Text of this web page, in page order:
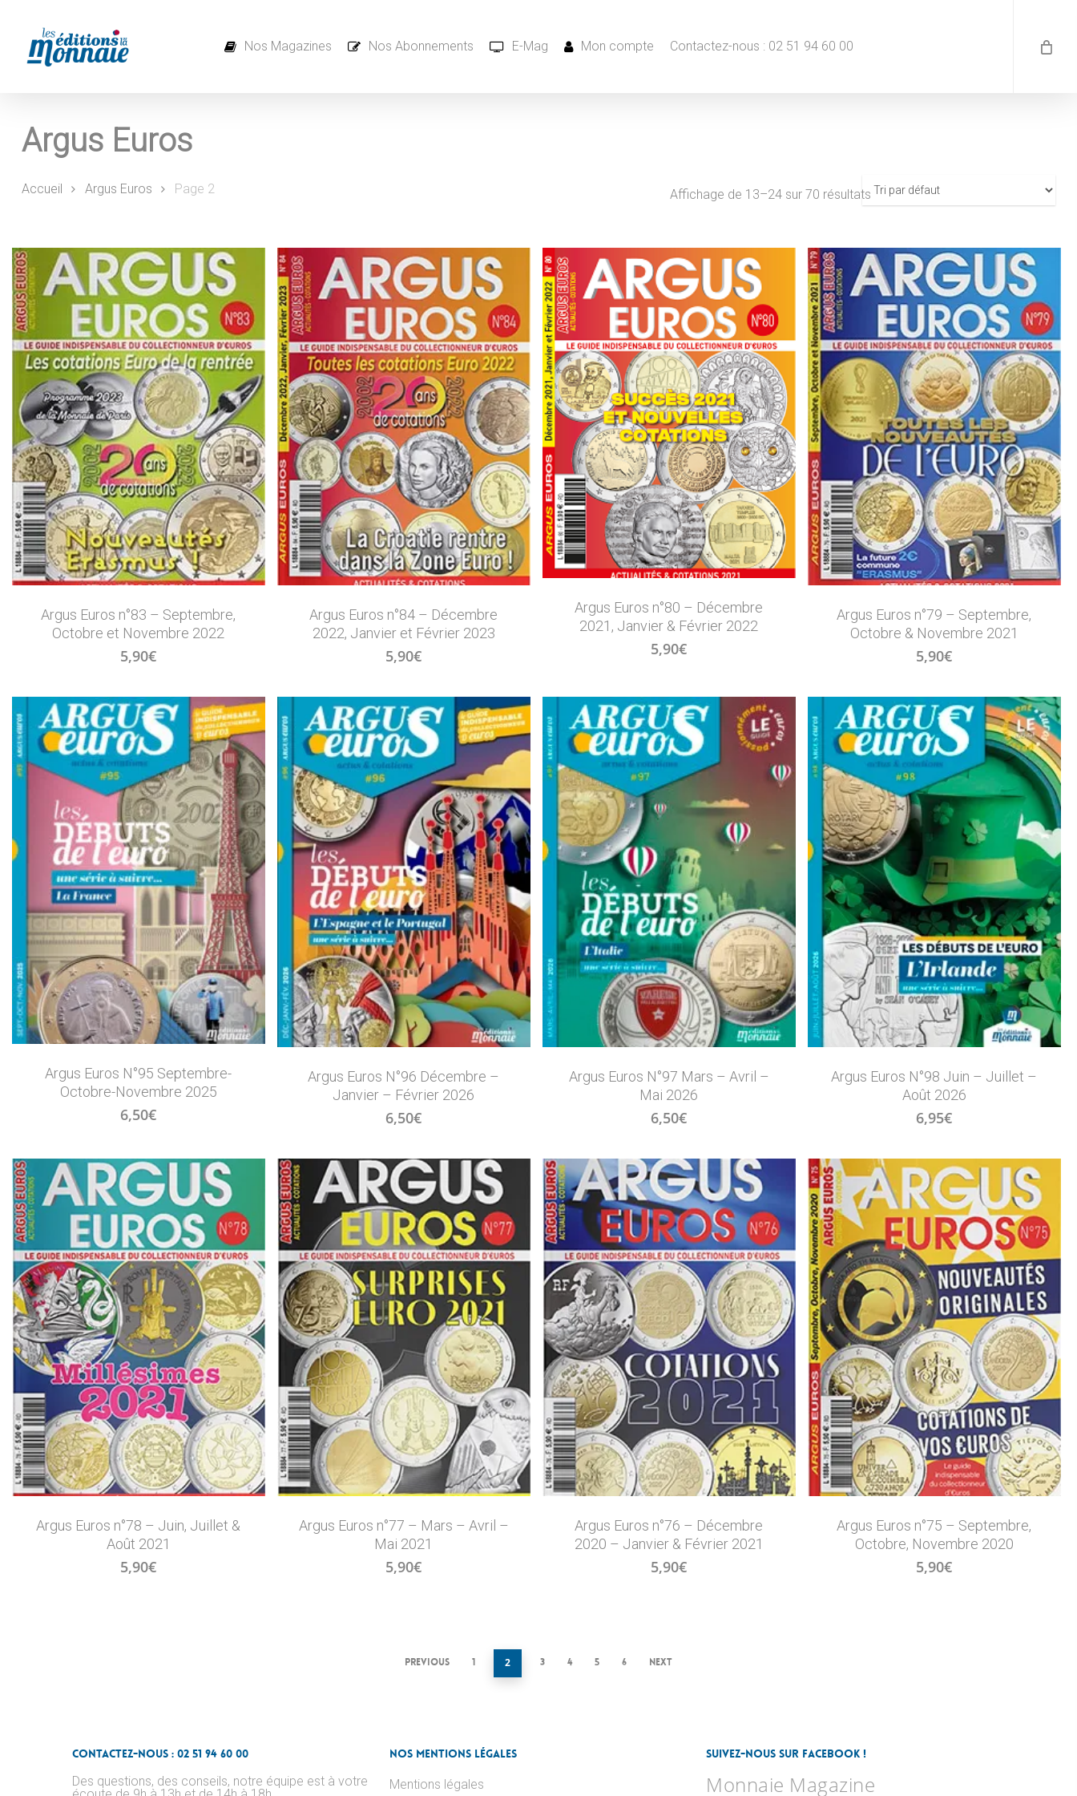
content
Nos Magazines Nos Abonnements E-Mag Mon compte Contactez-nous : 02 51 94 60 00
Argus Euros
Affichage de 13–24 sur 70 résultats
Accueil Argus Euros Page 2
Argus Euros n°83 – Septembre,
Octobre et Novembre 2022
5,90€
Argus Euros n°84 – Décembre
2022, Janvier et Février 2023
5,90€
Argus Euros n°80 – Décembre
2021, Janvier & Février 2022
5,90€
Argus Euros n°79 – Septembre,
Octobre & Novembre 2021
5,90€
Argus Euros N°95 Septembre-
Octobre-Novembre 2025
6,50€
Argus Euros N°96 Décembre –
Janvier – Février 2026
6,50€
Argus Euros N°97 Mars – Avril –
Mai 2026
6,50€
Argus Euros N°98 Juin – Juillet –
Août 2026
6,95€
Argus Euros n°78 – Juin, Juillet &
Août 2021
5,90€
Argus Euros n°77 – Mars – Avril –
Mai 2021
5,90€
Argus Euros n°76 – Décembre
2020 – Janvier & Février 2021
5,90€
Argus Euros n°75 – Septembre,
Octobre, Novembre 2020
5,90€
Previous 1 2 3 4 5 6 Next
Contactez-nous : 02 51 94 60 00
Des questions, des conseils, notre équipe est à votre
Nos Mentions Légales
Mentions légales
Suivez-nous sur Facebook !
Monnaie Magazine